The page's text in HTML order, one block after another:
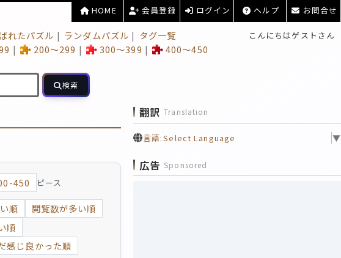
検索
HOME 会員登録 ログイン ヘルプ お問合せ
こんにちはゲストさん
れたパズル ランダムパズル
タグ一覧
200～299 300～399
400～450
450 ピース
順
閲覧数が多い順
順
感じ良かった順
翻訳 Translation
言語:Select Language ▼
広告 Sponsored